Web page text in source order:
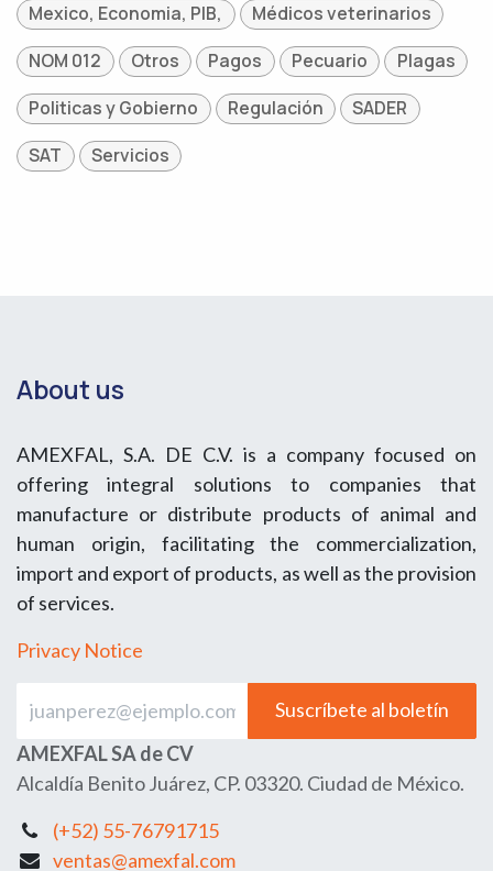
Mexico, Economia, PIB,
Médicos veterinarios
NOM 012
Otros Pagos Pecuario
Plagas
Politicas y Gobierno
Regulación
SADER
SAT
Servicios
About us
AMEXFAL, S.A. DE C.V. is a company focused on
offering integral solutions to companies that
manufacture or distribute products of animal and
human origin, facilitating the commercialization,
import and export of products, as well as the provision
of services.
Privacy Notice
Suscríbete al boletín
AMEXFAL SA de CV
Alcaldía Benito Juárez, CP. 03320. Ciudad de México.
(+52) 55-76791715
ventas@amexfal.com